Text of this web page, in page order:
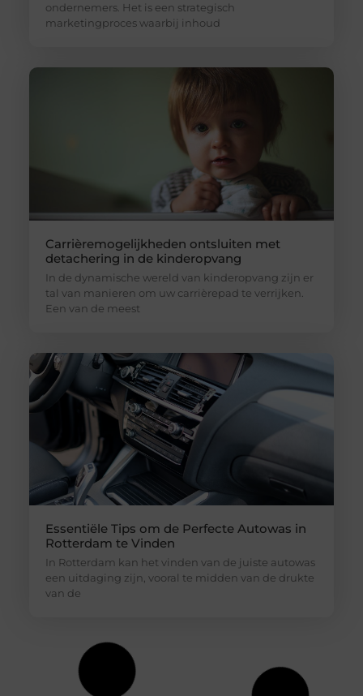
ondernemers. Het is een strategisch
marketingproces waarbij inhoud
Carrièremogelijkheden ontsluiten met
detachering in de kinderopvang
In de dynamische wereld van kinderopvang zijn er
tal van manieren om uw carrièrepad te verrijken.
Een van de meest
Essentiële Tips om de Perfecte Autowas in
Rotterdam te Vinden
In Rotterdam kan het vinden van de juiste autowas
een uitdaging zijn, vooral te midden van de drukte
van de